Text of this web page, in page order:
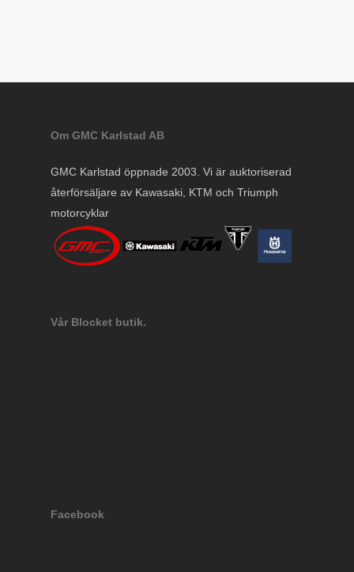
Om GMC Karlstad AB
GMC Karlstad öppnade 2003. Vi är auktoriserad
återförsäljare av Kawasaki, KTM och Triumph
motorcyklar
Vår Blocket butik.
Facebook